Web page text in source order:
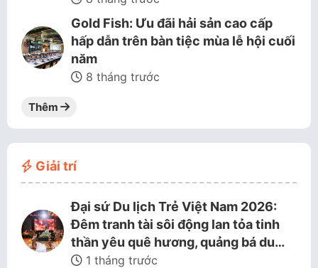
Gold Fish: Ưu đãi hải sản cao cấp
hấp dẫn trên bàn tiệc mùa lễ hội cuối
năm
8 tháng trước
Thêm
Giải trí
Đại sứ Du lịch Trẻ Việt Nam 2026:
Đêm tranh tài sôi động lan tỏa tinh
thần yêu quê hương, quảng bá du…
1 tháng trước